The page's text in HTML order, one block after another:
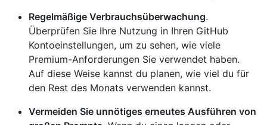
Regelmäßige Verbrauchsüberwachung.
Überprüfen Sie Ihre Nutzung in Ihren GitHub
Kontoeinstellungen, um zu sehen, wie viele
Premium-Anforderungen Sie verwendet haben.
Auf diese Weise kannst du planen, wie viel du für
den Rest des Monats verwenden kannst.
Vermeiden Sie unnötiges erneutes Ausführen von